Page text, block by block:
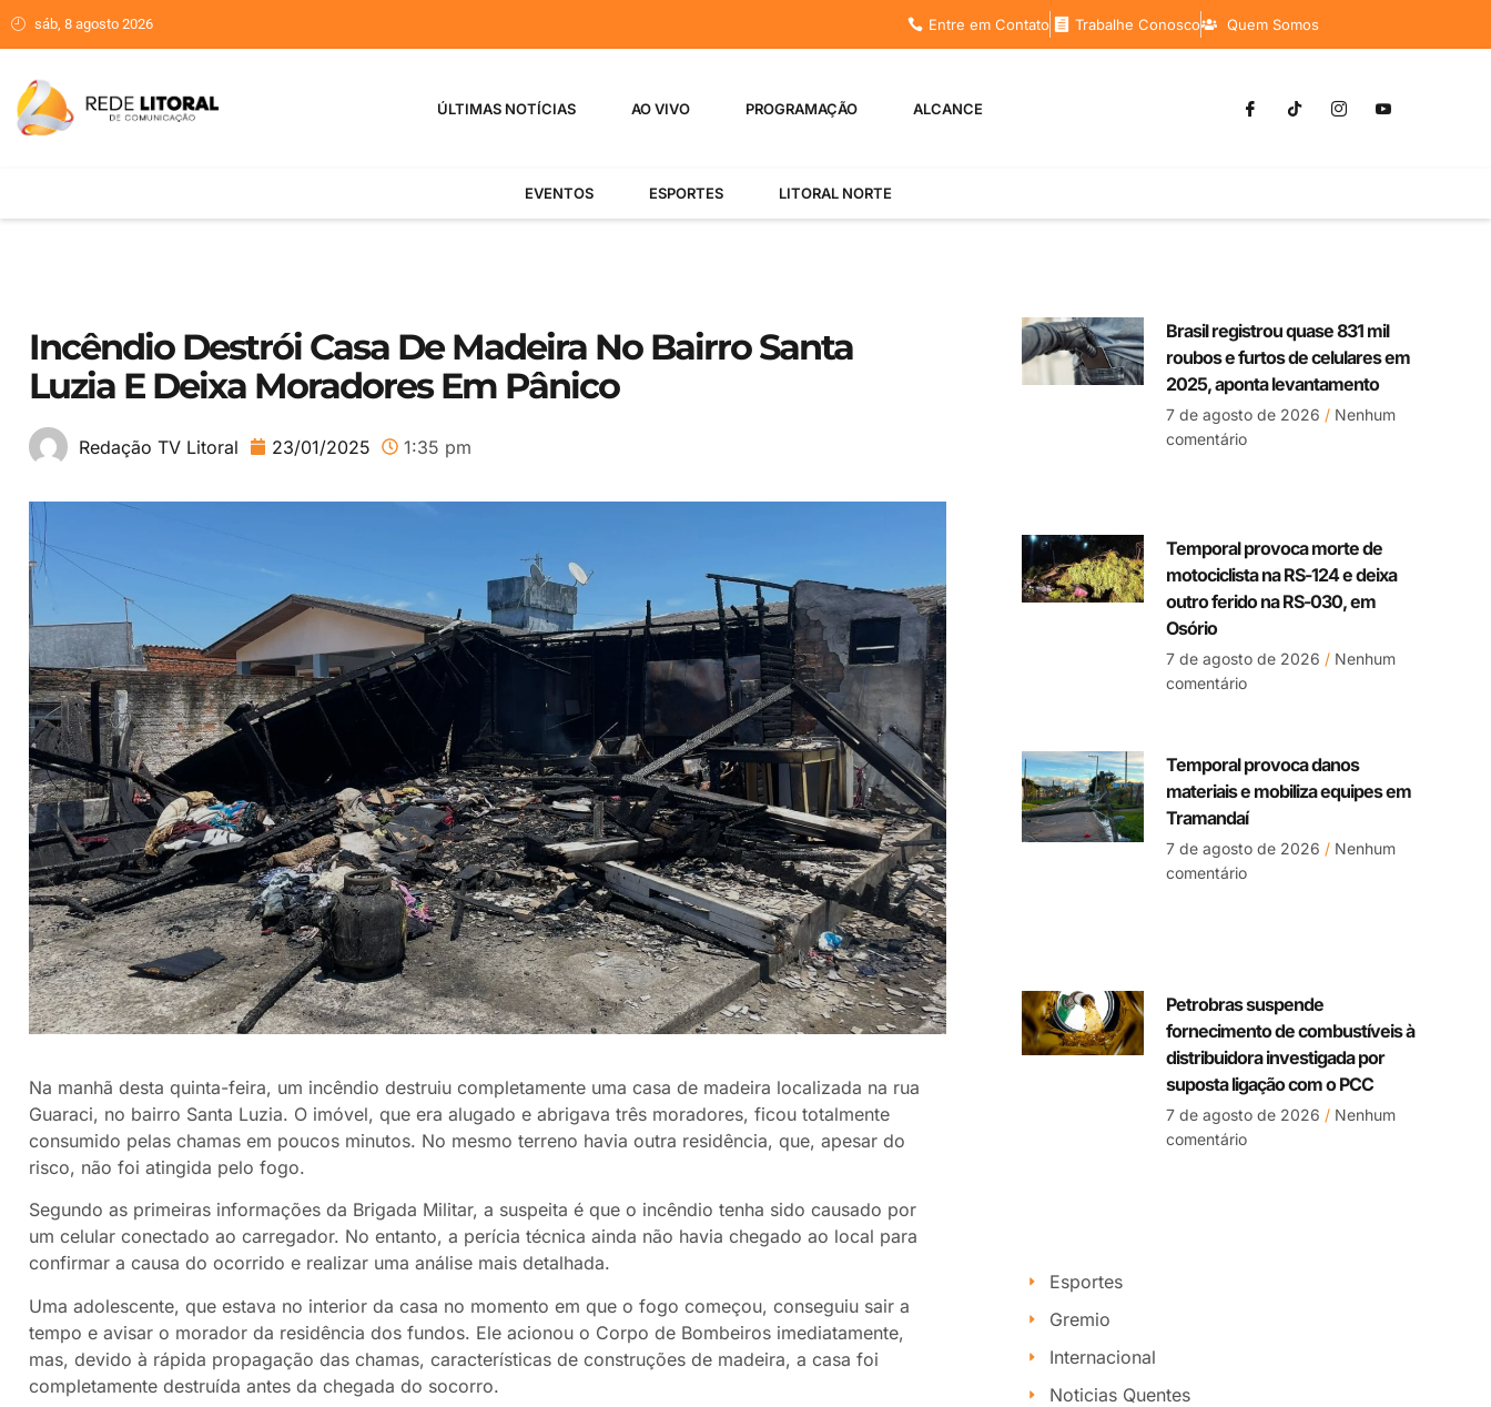
sáb, 8 agosto 2026 Entre em Contato Trabalhe Conosco Quem Somos
ÚLTIMAS NOTÍCIAS AO VIVO PROGRAMAÇÃO ALCANCE
EVENTOS ESPORTES LITORAL NORTE
Incêndio Destrói Casa De Madeira No Bairro Santa
Luzia E Deixa Moradores Em Pânico
Redação TV Litoral 23/01/2025 1:35 pm
Na manhã desta quinta-feira, um incêndio destruiu completamente uma casa de madeira localizada na rua
Guaraci, no bairro Santa Luzia. O imóvel, que era alugado e abrigava três moradores, ficou totalmente
consumido pelas chamas em poucos minutos. No mesmo terreno havia outra residência, que, apesar do
risco, não foi atingida pelo fogo.
Segundo as primeiras informações da Brigada Militar, a suspeita é que o incêndio tenha sido causado por
um celular conectado ao carregador. No entanto, a perícia técnica ainda não havia chegado ao local para
confirmar a causa do ocorrido e realizar uma análise mais detalhada.
Uma adolescente, que estava no interior da casa no momento em que o fogo começou, conseguiu sair a
tempo e avisar o morador da residência dos fundos. Ele acionou o Corpo de Bombeiros imediatamente,
mas, devido à rápida propagação das chamas, características de construções de madeira, a casa foi
completamente destruída antes da chegada do socorro.
Brasil registrou quase 831 mil
roubos e furtos de celulares em
2025, aponta levantamento
7 de agosto de 2026 Nenhum
comentário
Temporal provoca morte de
motociclista na RS-124 e deixa
outro ferido na RS-030, em
Osório
7 de agosto de 2026 Nenhum
comentário
Temporal provoca danos
materiais e mobiliza equipes em
Tramandaí
7 de agosto de 2026 Nenhum
comentário
Petrobras suspende
fornecimento de combustíveis à
distribuidora investigada por
suposta ligação com o PCC
7 de agosto de 2026 Nenhum
comentário
Esportes
Gremio
Internacional
Noticias Quentes